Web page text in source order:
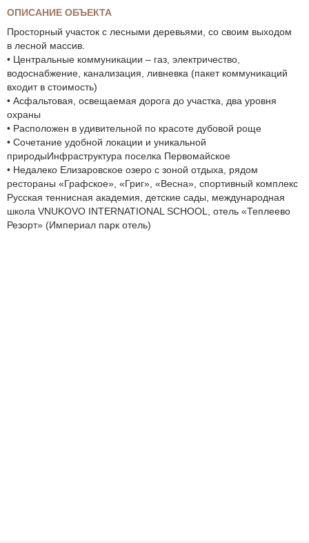
ОПИСАНИЕ ОБЪЕКТА
Просторный участок с лесными деревьями, со своим выходом
в лесной массив.
• Центральные коммуникации – газ, электричество,
водоснабжение, канализация, ливневка (пакет коммуникаций
входит в стоимость)
• Асфальтовая, освещаемая дорога до участка, два уровня
охраны
• Расположен в удивительной по красоте дубовой роще
• Сочетание удобной локации и уникальной
природыИнфраструктура поселка Первомайское
• Недалеко Елизаровское озеро с зоной отдыха, рядом
рестораны «Графское», «Григ», «Весна», спортивный комплекс
Русская теннисная академия, детские сады, международная
школа VNUKOVO INTERNATIONAL SCHOOL, отель «Теплеево
Резорт» (Империал парк отель)